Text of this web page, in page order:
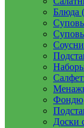
Блюда
Фондю,
Доски